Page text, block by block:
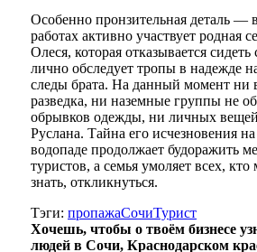
Особенно пронзительная деталь —
работах активно участвует родная
Олеся, которая отказывается
лично обследует тропы в надежде
следы брата. На данный момент ни
разведка, ни наземные группы не
обрывков одежды, ни личных
Руслана. Тайна его исчезновения
водопаде продолжает будоражить
туристов, а семья умоляет всех,
знать, откликнуться.
Тэги: пропажаСочиТурист
Хочешь, чтобы о твоём бизнесе
людей в Сочи, Краснодарском